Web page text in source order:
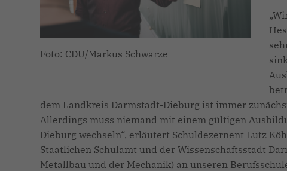
Foto: CDU/Markus Schwarze
dem Landkreis Darmstadt-Dieburg ist immer
Allerdings muss niemand mit einem gültigen
Dieburg wechseln“, erläutert Schuldezernent Lutz
Staatlichen Schulamt und der Wissenschaftsstadt
Metallbau und der Mechanik) an unseren